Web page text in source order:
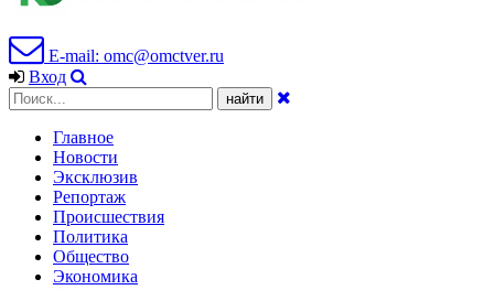
E-mail: omc@omctver.ru
Вход
Главное
Новости
Эксклюзив
Репортаж
Происшествия
Политика
Общество
Экономика